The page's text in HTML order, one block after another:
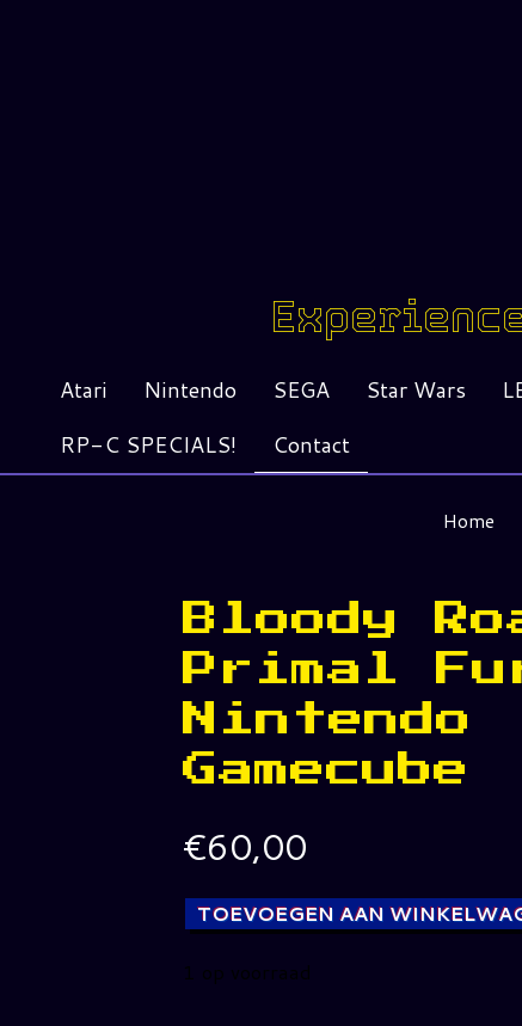
Atari Nintendo SEGA Star Wars
RP-C SPECIALS!
Contact
Home
Bloody
Primal
Nintendo
Gamecube
€60,00
TOEVOEGEN AAN
1 op voorraad